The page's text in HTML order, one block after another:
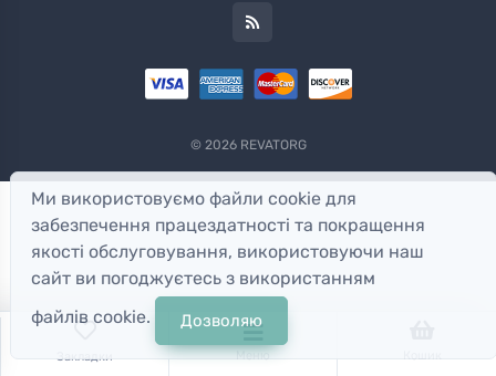
© 2026 REVATORG
Ми використовуємо файли cookie для
забезпечення працездатності та покращення
якості обслуговування, використовуючи наш
сайт ви погоджуєтесь з використанням
файлів cookie.
Дозволяю
Закладки Меню Кошик